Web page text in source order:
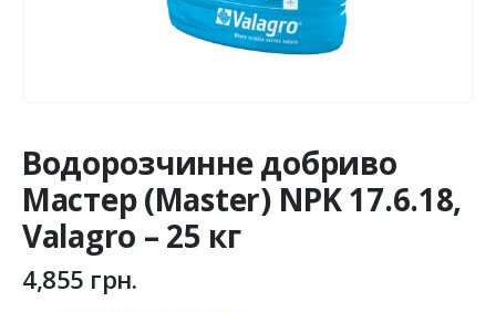
Водорозчинне добриво
Мастер (Master) NPK 17.6.18,
Valagro – 25 кг
4,855 грн.